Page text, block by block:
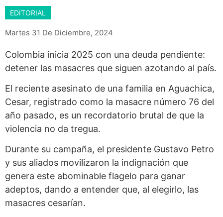
EDITORIAL
Martes 31 De Diciembre, 2024
Colombia inicia 2025 con una deuda pendiente:
detener las masacres que siguen azotando al país.
El reciente asesinato de una familia en Aguachica,
Cesar, registrado como la masacre número 76 del
año pasado, es un recordatorio brutal de que la
violencia no da tregua.
Durante su campaña, el presidente Gustavo Petro
y sus aliados movilizaron la indignación que
genera este abominable flagelo para ganar
adeptos, dando a entender que, al elegirlo, las
masacres cesarían.